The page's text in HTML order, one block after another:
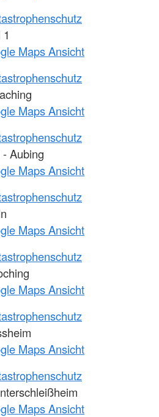
Maps Ansicht
Maps Ansicht
Aubing
Maps Ansicht
Maps Ansicht
Maps Ansicht
Maps Ansicht
Maps Ansicht